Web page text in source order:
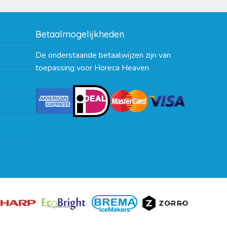
Betaalmogelijkheden
De onderstaande betaalwijzen zijn van
toepassing voor Horeca Heaven